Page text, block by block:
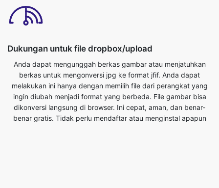
Dukungan untuk file dropbox/upload
Anda dapat mengunggah berkas gambar atau menjatuhkan
ingin diubah menjadi format yang berbeda. File gambar bisa
dikonversi langsung di browser. Ini cepat, aman, dan benar-
benar gratis. Tidak perlu mendaftar atau menginstal apapun